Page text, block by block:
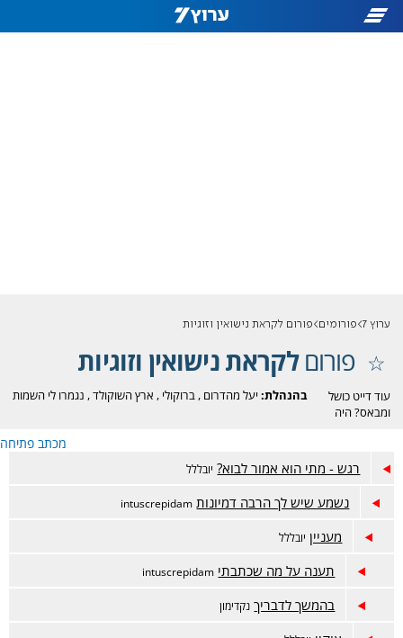
ערוץ 7 פורומים פורום לקראת נישואין וזוגיות
פורוםלקראת נישואין וזוגיות
בהנהלת: יעל מהדרום ,ברוקולי , ארץ השוקולד, נגמרו לי השמות
עוד דייט כושל
ומבאס? היה
טוב? זה המקום.
מכתב פתיחה
רגש - מתי הוא אמור לבוא? יובללל
נשמע שיש לך הרבה דמיונות intuscrepidam
מעניין יובללל
תענה על מה שכתבתי intuscrepidam
בהמשך לדבריך נקדימון